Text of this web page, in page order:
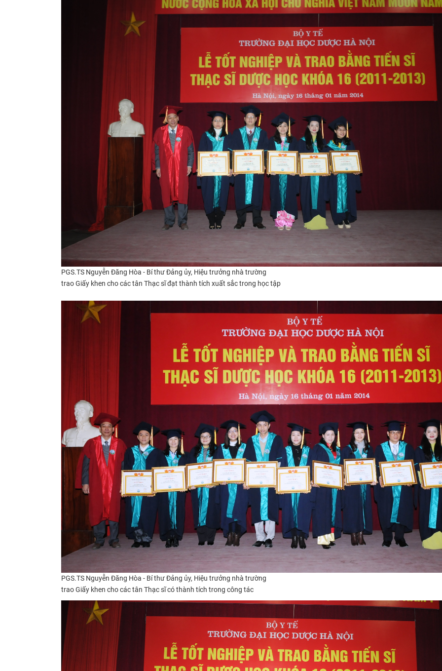
PGS.TS Nguyễn Đăng Hòa - Bí thư Đảng ủy, Hiệu trưởng nhà trường
trao Giấy khen cho các tân Thạc sĩ đạt thành tích xuất sắc trong học tập
PGS.TS Nguyễn Đăng Hòa - Bí thư Đảng ủy, Hiệu trưởng nhà trường
trao Giấy khen cho các tân Thạc sĩ có thành tích trong công tác